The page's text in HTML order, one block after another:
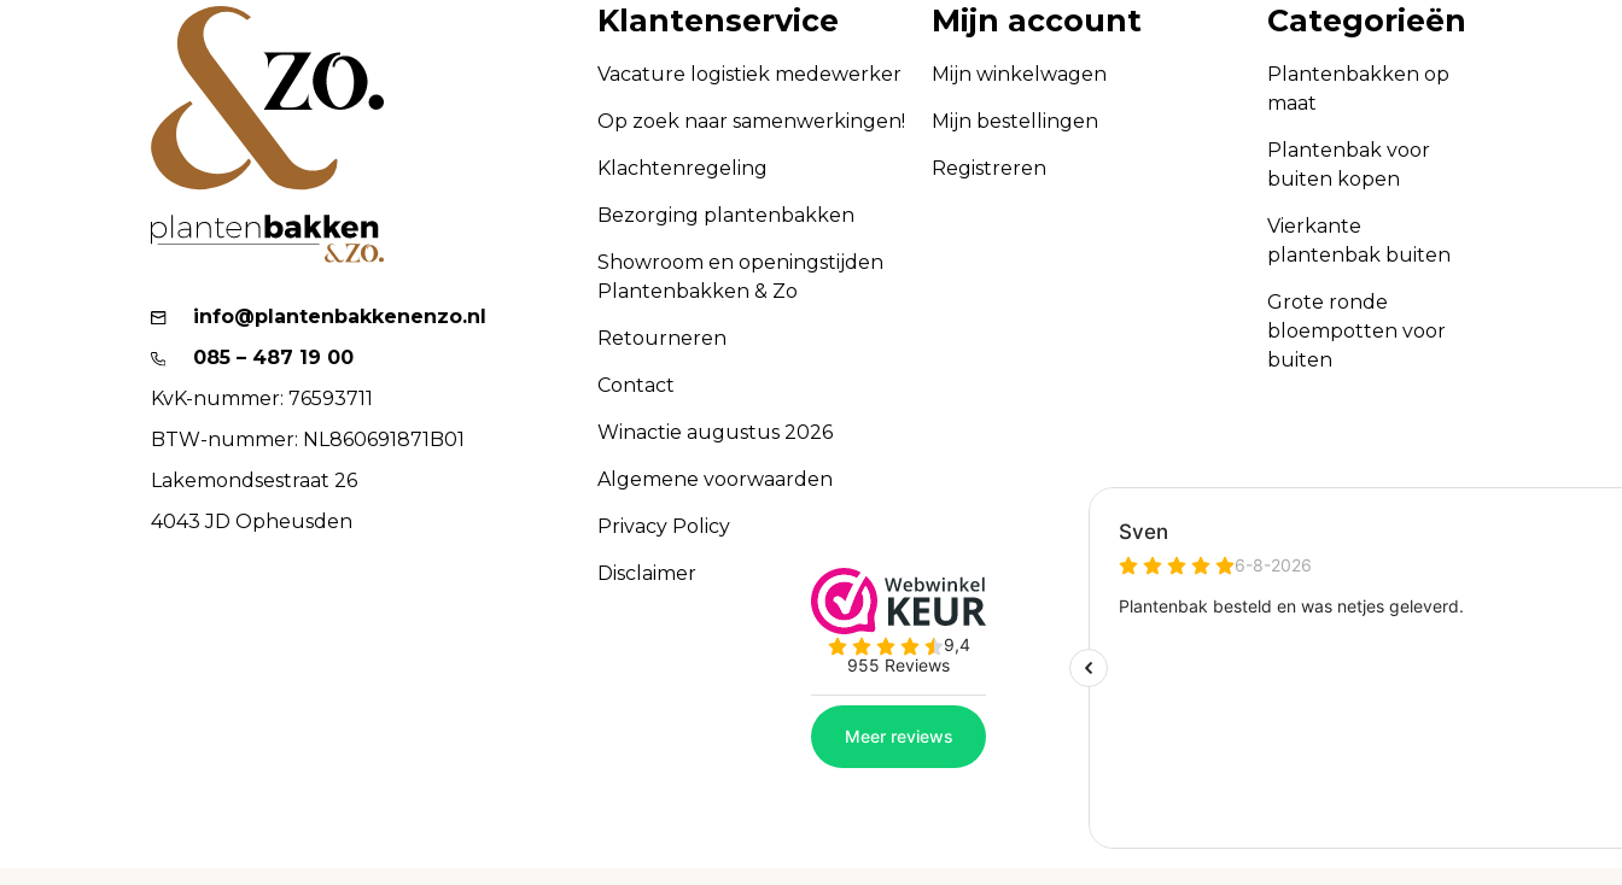
info@plantenbakkenenzo.nl
085 – 487 19 00
KvK-nummer: 76593711
BTW-nummer: NL860691871B01
Lakemondsestraat 26
4043 JD Opheusden
Klantenservice
Vacature logistiek medewerker
Op zoek naar samenwerkingen!
Klachtenregeling
Bezorging plantenbakken
Showroom en openingstijden
Plantenbakken & Zo
Retourneren
Contact
Winactie augustus 2026
Algemene voorwaarden
Privacy Policy
Disclaimer
Mijn account
Mijn winkelwagen
Mijn bestellingen
Registreren
Categorieën
Plantenbakken op
maat
Plantenbak voor
buiten kopen
Vierkante
plantenbak buiten
Grote ronde
bloempotten voor
buiten